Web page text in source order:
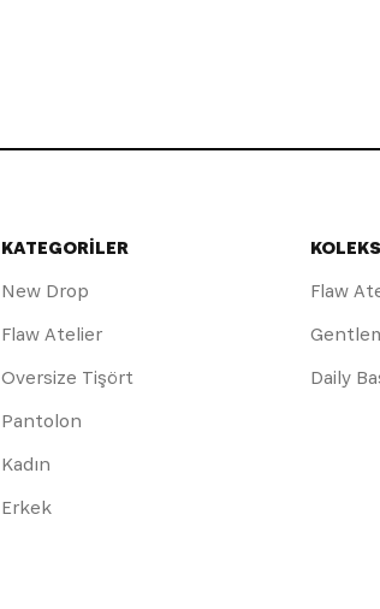
KATEGORİLER
New Drop
Flaw Atelier
Oversize Tişört
Pantolon
Kadın
Erkek
Flaw
Daily